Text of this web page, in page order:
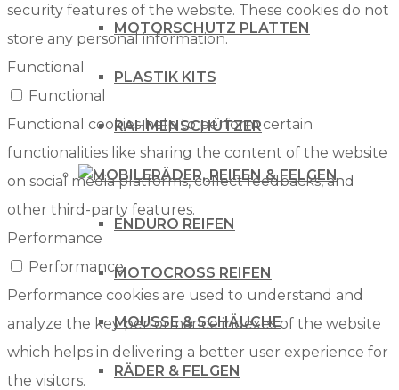
MOTORSCHUTZ PLATTEN
PLASTIK KITS
RAHMENSCHÜTZER
RÄDER, REIFEN & FELGEN
ENDURO REIFEN
MOTOCROSS REIFEN
MOUSSE & SCHÄUCHE
RÄDER & FELGEN
security features of the website. These cookies do not
store any personal information.
Functional
Functional
Functional cookies help to perform certain
functionalities like sharing the content of the website
on social media platforms, collect feedbacks, and
other third-party features.
Performance
Performance
Performance cookies are used to understand and
analyze the key performance indexes of the website
which helps in delivering a better user experience for
the visitors.